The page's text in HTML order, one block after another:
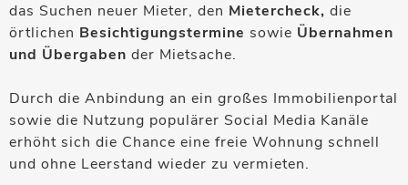
das Suchen neuer Mieter, den Mietercheck, die
örtlichen Besichtigungstermine sowie Übernahmen
und Übergaben der Mietsache.
Durch die Anbindung an ein großes Immobilienportal
sowie die Nutzung populärer Social Media Kanäle
erhöht sich die Chance eine freie Wohnung schnell
und ohne Leerstand wieder zu vermieten.